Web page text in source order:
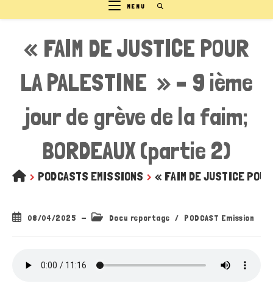
MENU
« FAIM DE JUSTICE POUR
LA PALESTINE » – 9 ième
jour de grève de la faim;
BORDEAUX (partie 2)
> PODCASTS EMISSIONS > « FAIM DE JUSTICE
Publication
08/04/2025
Post Docu reportage / PODCAST Emission